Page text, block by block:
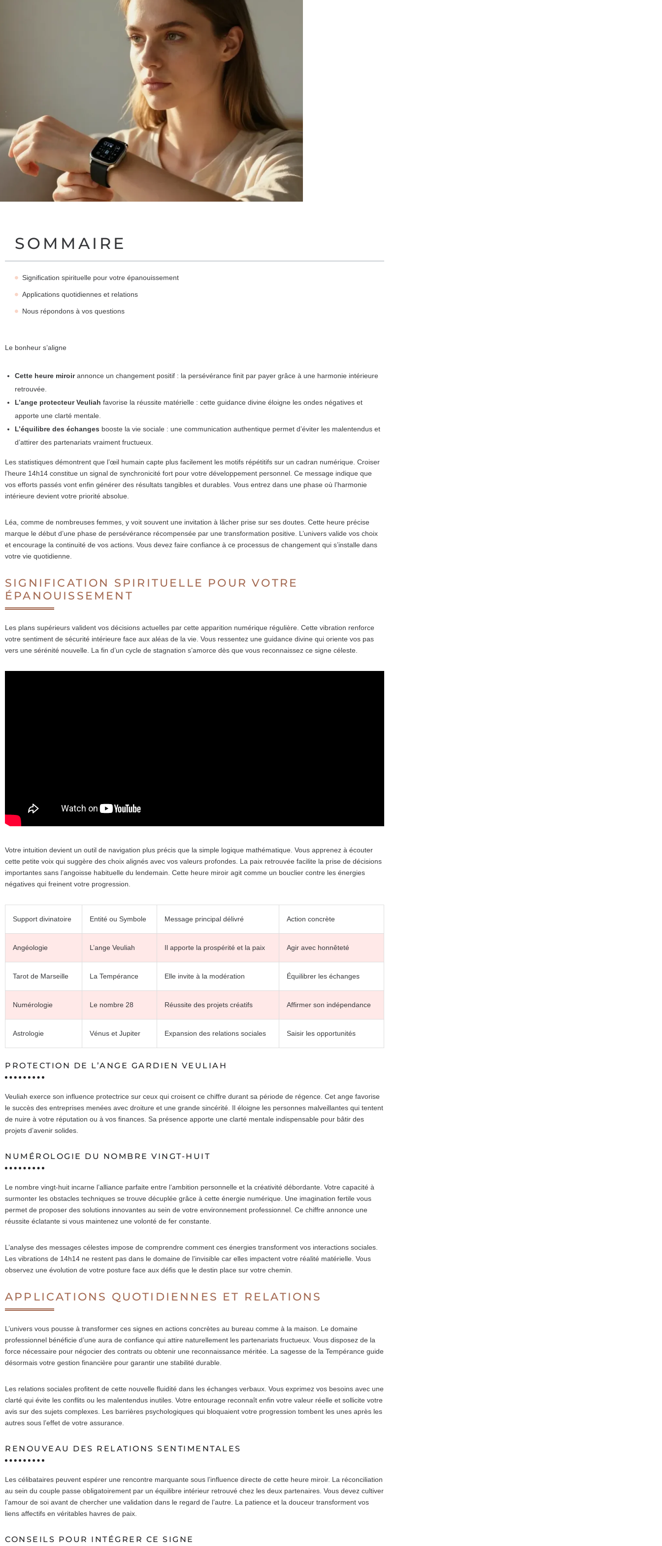
SOMMAIRE
Signification spirituelle pour votre épanouissement
Applications quotidiennes et relations
Nous répondons à vos questions
Le bonheur s’aligne
Cette heure miroirannonce un changement positif : la persévérance finit par payer grâce à une harmonie intérieure
retrouvée.
L’ange protecteur Veuliah favorise la réussite matérielle : cette guidance divine éloigne les ondes négatives et
apporte une clarté mentale.
L’équilibre des échanges booste la vie sociale : une communication authentique permet d’éviter les malentendus et
d’attirer des partenariats vraiment fructueux.
Les statistiques démontrent que l’œil humain capte plus facilement les motifs répétitifs sur un cadran numérique. Croiser
l’heure 14h14 constitue un signal de synchronicité fort pour votre développement personnel. Ce message indique que
vos efforts passés vont enfin générer des résultats tangibles et durables. Vous entrez dans une phase où l’harmonie
intérieure devient votre priorité absolue.
Léa, comme de nombreuses femmes, y voit souvent une invitation à lâcher prise sur ses doutes. Cette heure précise
marque le début d’une phase de persévérance récompensée par une transformation positive. L’univers valide vos choix
et encourage la continuité de vos actions. Vous devez faire confiance à ce processus de changement qui s’installe dans
votre vie quotidienne.
SIGNIFICATION SPIRITUELLE POUR VOTRE
ÉPANOUISSEMENT
Les plans supérieurs valident vos décisions actuelles par cette apparition numérique régulière. Cette vibration renforce
votre sentiment de sécurité intérieure face aux aléas de la vie. Vous ressentez une guidance divine qui oriente vos pas
vers une sérénité nouvelle. La fin d’un cycle de stagnation s’amorce dès que vous reconnaissez ce signe céleste.
Votre intuition devient un outil de navigation plus précis que la simple logique mathématique. Vous apprenez à écouter
cette petite voix qui suggère des choix alignés avec vos valeurs profondes. La paix retrouvée facilite la prise de décisions
importantes sans l’angoisse habituelle du lendemain. Cette heure miroir agit comme un bouclier contre les énergies
négatives qui freinent votre progression.
Support divinatoire Entité ou Symbole Message principal délivré Action concrète
Angéologie L’ange Veuliah Il apporte la prospérité et la paix Agir avec honnêteté
Tarot de Marseille La Tempérance Elle invite à la modération Équilibrer les échanges
Numérologie Le nombre 28 Réussite des projets créatifs Affirmer son indépendance
Astrologie Vénus et Jupiter Expansion des relations sociales Saisir les opportunités
PROTECTION DE L’ANGE GARDIEN VEULIAH
Veuliah exerce son influence protectrice sur ceux qui croisent ce chiffre durant sa période de régence. Cet ange favorise
le succès des entreprises menées avec droiture et une grande sincérité. Il éloigne les personnes malveillantes qui tentent
de nuire à votre réputation ou à vos finances. Sa présence apporte une clarté mentale indispensable pour bâtir des
projets d’avenir solides.
NUMÉROLOGIE DU NOMBRE VINGT-HUIT
Le nombre vingt-huit incarne l’alliance parfaite entre l’ambition personnelle et la créativité débordante. Votre capacité à
surmonter les obstacles techniques se trouve décuplée grâce à cette énergie numérique. Une imagination fertile vous
permet de proposer des solutions innovantes au sein de votre environnement professionnel. Ce chiffre annonce une
réussite éclatante si vous maintenez une volonté de fer constante.
L’analyse des messages célestes impose de comprendre comment ces énergies transforment vos interactions sociales.
Les vibrations de 14h14 ne restent pas dans le domaine de l’invisible car elles impactent votre réalité matérielle. Vous
observez une évolution de votre posture face aux défis que le destin place sur votre chemin.
APPLICATIONS QUOTIDIENNES ET RELATIONS
L’univers vous pousse à transformer ces signes en actions concrètes au bureau comme à la maison. Le domaine
professionnel bénéficie d’une aura de confiance qui attire naturellement les partenariats fructueux. Vous disposez de la
force nécessaire pour négocier des contrats ou obtenir une reconnaissance méritée. La sagesse de la Tempérance guide
désormais votre gestion financière pour garantir une stabilité durable.
Les relations sociales profitent de cette nouvelle fluidité dans les échanges verbaux. Vous exprimez vos besoins avec une
clarté qui évite les conflits ou les malentendus inutiles. Votre entourage reconnaît enfin votre valeur réelle et sollicite votre
avis sur des sujets complexes. Les barrières psychologiques qui bloquaient votre progression tombent les unes après les
autres sous l’effet de votre assurance.
RENOUVEAU DES RELATIONS SENTIMENTALES
Les célibataires peuvent espérer une rencontre marquante sous l’influence directe de cette heure miroir. La réconciliation
au sein du couple passe obligatoirement par un équilibre intérieur retrouvé chez les deux partenaires. Vous devez cultiver
l’amour de soi avant de chercher une validation dans le regard de l’autre. La patience et la douceur transforment vos
liens affectifs en véritables havres de paix.
CONSEILS POUR INTÉGRER CE SIGNE